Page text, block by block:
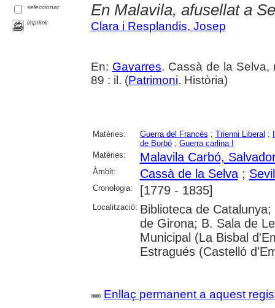
seleccionar
imprimir
En Malavila, afusellat a
Clara i Resplandis, Josep
En: Gavarres. Cassà de la Selva,
89 : il. (Patrimoni. Història)
Matèries: Guerra del Francès ; Trienni Liberal ;
de Borbó; Guerra carlina I
Matèries:
Malavila Carbó,
Àmbit: Cassà de la Selva;
Cronologia: [1779 - 1835]
Localització: Biblioteca de
de Girona; B. Sala de
Municipal (La Bisbal
Estragués (Castelló
Enllaç permanent a aquest